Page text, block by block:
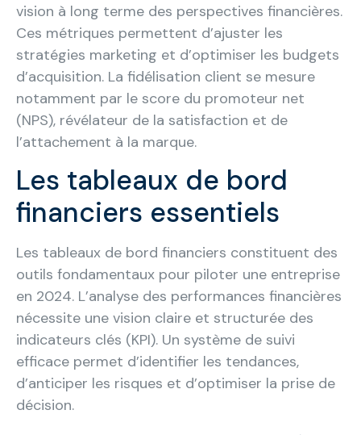
vision à long terme des perspectives financières.
Ces métriques permettent d’ajuster les
stratégies marketing et d’optimiser les budgets
d’acquisition. La fidélisation client se mesure
notamment par le score du promoteur net
(NPS), révélateur de la satisfaction et de
l’attachement à la marque.
Les tableaux de bord
financiers essentiels
Les tableaux de bord financiers constituent des
outils fondamentaux pour piloter une entreprise
en 2024. L’analyse des performances financières
nécessite une vision claire et structurée des
indicateurs clés (KPI). Un système de suivi
efficace permet d’identifier les tendances,
d’anticiper les risques et d’optimiser la prise de
décision.